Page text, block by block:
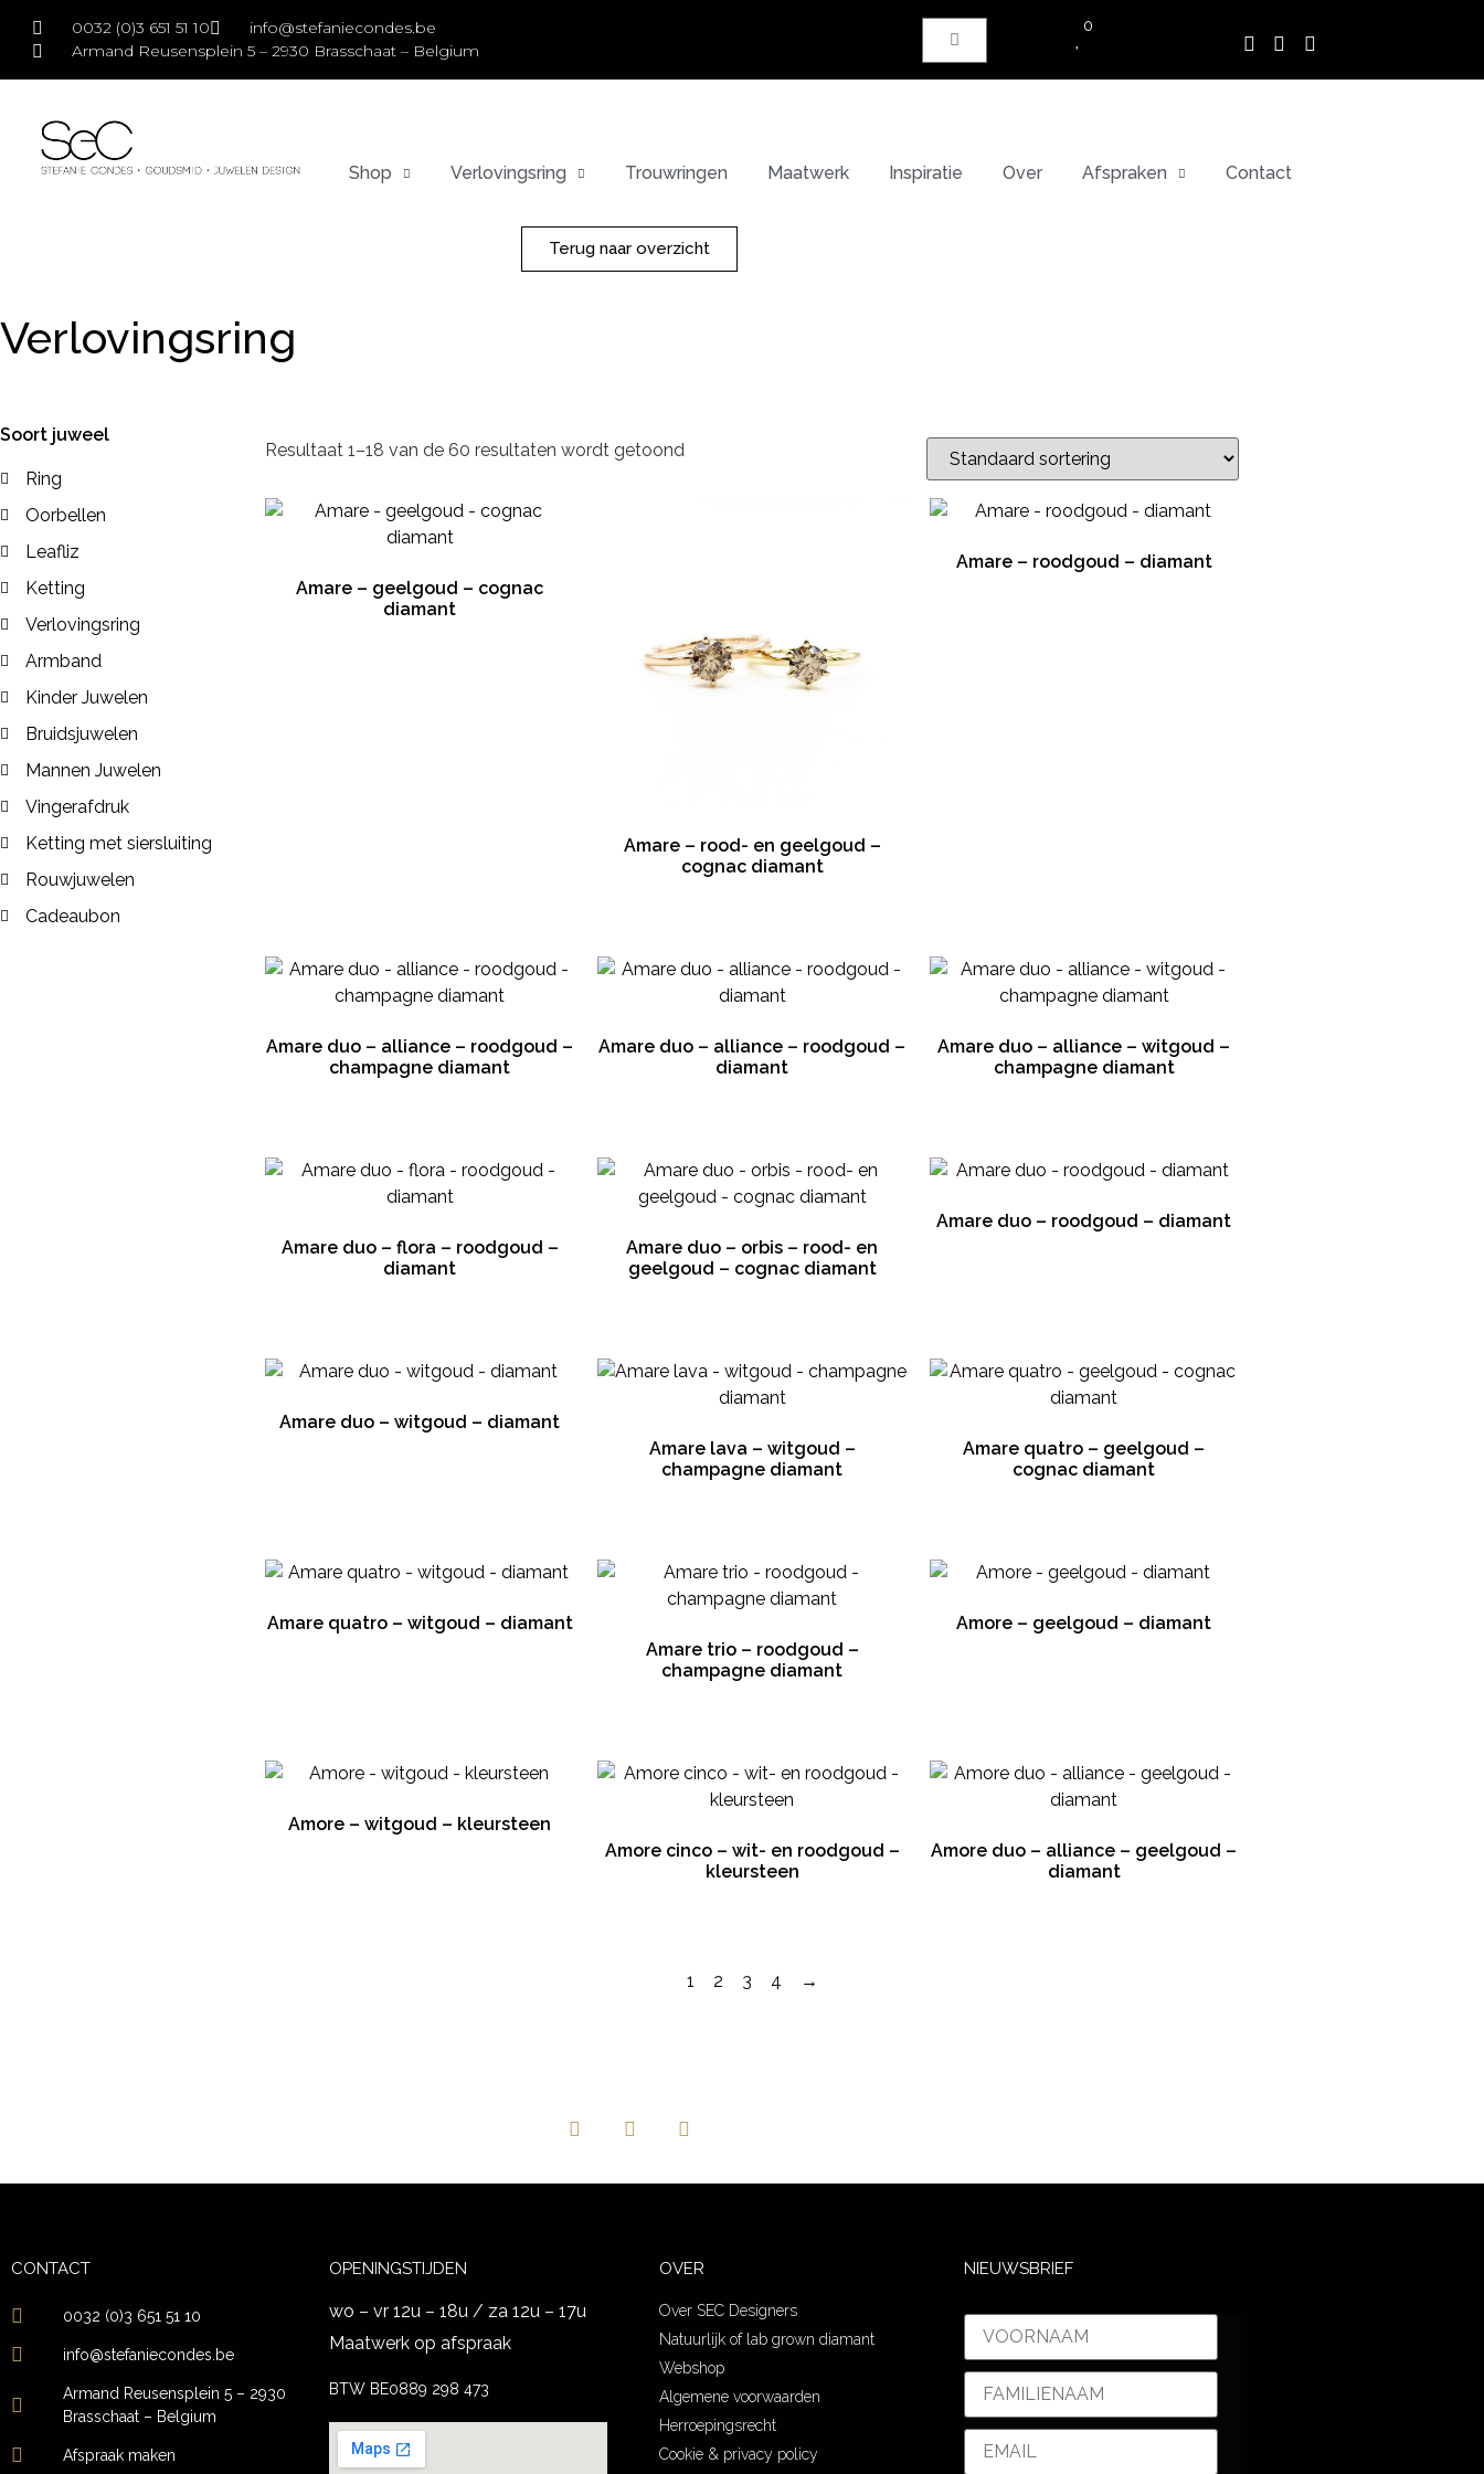
0032 (0)3 651 51 10
info@stefaniecondes.be
Armand Reusensplein 5 – 2930 Brasschaat – Belgium
0
Shop Verlovingsring Trouwringen Maatwerk Inspiratie Over Afspraken Contact
Terug naar overzicht
Verlovingsring
Soort juweel
Ring
Oorbellen
Leafliz
Ketting
Verlovingsring
Armband
Kinder Juwelen
Bruidsjuwelen
Mannen Juwelen
Vingerafdruk
Ketting met siersluiting
Rouwjuwelen
Cadeaubon
Resultaat 1–18 van de 60 resultaten wordt getoond
Amare – geelgoud – cognac
diamant
Amare – rood- en geelgoud –
cognac diamant
Amare – roodgoud – diamant
Amare duo – alliance – roodgoud –
champagne diamant
Amare duo – alliance – roodgoud –
diamant
Amare duo – alliance – witgoud –
champagne diamant
Amare duo – flora – roodgoud –
diamant
Amare duo – orbis – rood- en
geelgoud – cognac diamant
Amare duo – roodgoud – diamant
Amare duo – witgoud – diamant
Amare lava – witgoud –
champagne diamant
Amare quatro – geelgoud –
cognac diamant
Amare quatro – witgoud – diamant
Amare trio – roodgoud –
champagne diamant
Amore – geelgoud – diamant
Amore – witgoud – kleursteen
Amore cinco – wit- en roodgoud –
kleursteen
Amore duo – alliance – geelgoud –
diamant
1 2 3 4 →
CONTACT
0032 (0)3 651 51 10
info@stefaniecondes.be
Armand Reusensplein 5 – 2930
Brasschaat – Belgium
Afspraak maken
OPENINGSTIJDEN
wo – vr 12u – 18u / za 12u – 17u
Maatwerk op afspraak
BTW BE0889 298 473
OVER
Over SEC Designers
Natuurlijk of lab grown diamant
Webshop
Algemene voorwaarden
Herroepingsrecht
Cookie & privacy policy
NIEUWSBRIEF